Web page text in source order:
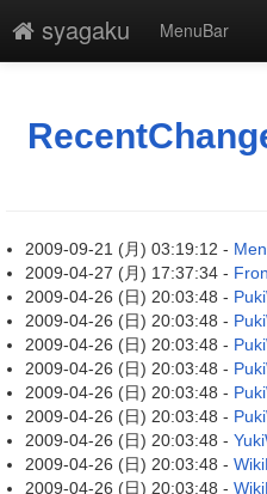
syagaku
MenuBar
最終更新
2009-09-21 (月) 03:19:12 -
2009-04-27 (月) 17:37:34 -
2009-04-26 (日) 20:03:48 -
2009-04-26 (日) 20:03:48 -
2009-04-26 (日) 20:03:48 -
2009-04-26 (日) 20:03:48 -
2009-04-26 (日) 20:03:48 -
2009-04-26 (日) 20:03:48 -
2009-04-26 (日) 20:03:48 -
2009-04-26 (日) 20:03:48 -
2009-04-26 (日) 20:03:48 -